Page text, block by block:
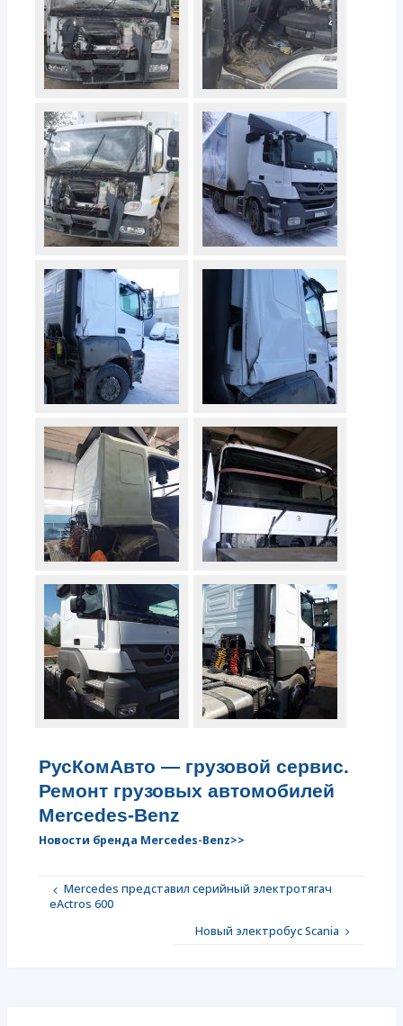
РусКомАвто — грузовой сервис.
Ремонт грузовых автомобилей
Mercedes-Benz
Новости бренда Mercedes-Benz>>
Mercedes представил серийный электротягач
eActros 600
Новый электробус Scania